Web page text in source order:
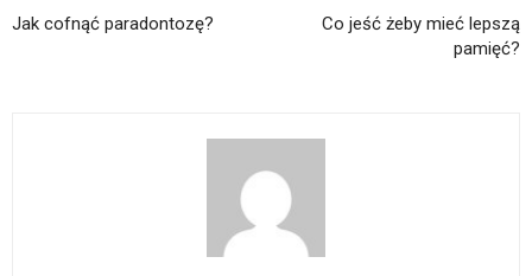
Jak cofnąć paradontozę?
Co jeść żeby mieć lepszą
pamięć?